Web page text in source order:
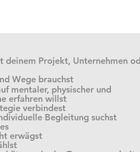
deinem Projekt, Unternehmen
Wege brauchst
mentaler, physischer und
erfahren willst
verbindest
Begleitung suchst
erwägst